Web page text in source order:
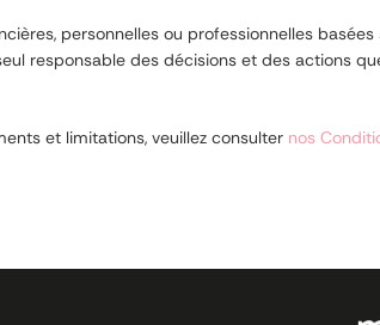
personnelles ou professionnelles
responsable des décisions et des actions
et limitations, veuillez consulter nos